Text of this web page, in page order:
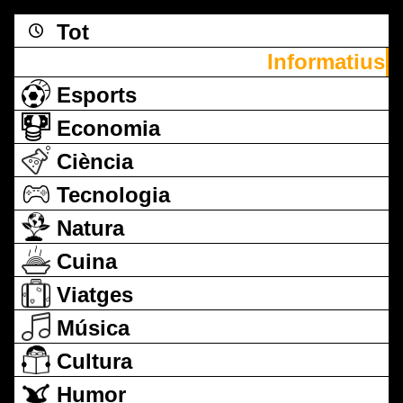
Tot
Informatius
Esports
Economia
Ciència
Tecnologia
Natura
Cuina
Viatges
Música
Cultura
Humor